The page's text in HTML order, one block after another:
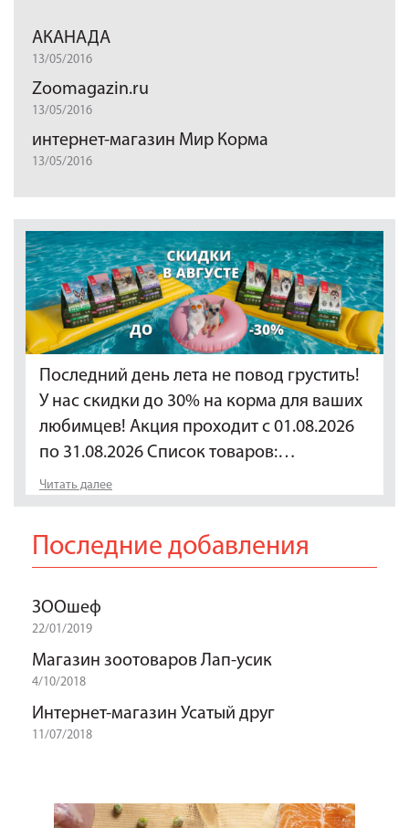
АКАНАДА
13/05/2016
Zoomagazin.ru
13/05/2016
интернет-магазин Мир Корма
13/05/2016
Последний день лета не повод грустить!
У нас скидки до 30% на корма для ваших
любимцев! Акция проходит с 01.08.2026
по 31.08.2026 Список товаров:…
Читать далее
Последние добавления
ЗООшеф
22/01/2019
Магазин зоотоваров Лап-усик
4/10/2018
Интернет-магазин Усатый друг
11/07/2018